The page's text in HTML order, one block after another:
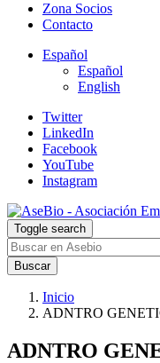
Zona Socios
Contacto
Español
Español
English
Twitter
LinkedIn
Facebook
YouTube
Instagram
Toggle search
Buscar
Inicio
ADNTRO
ADNTRO